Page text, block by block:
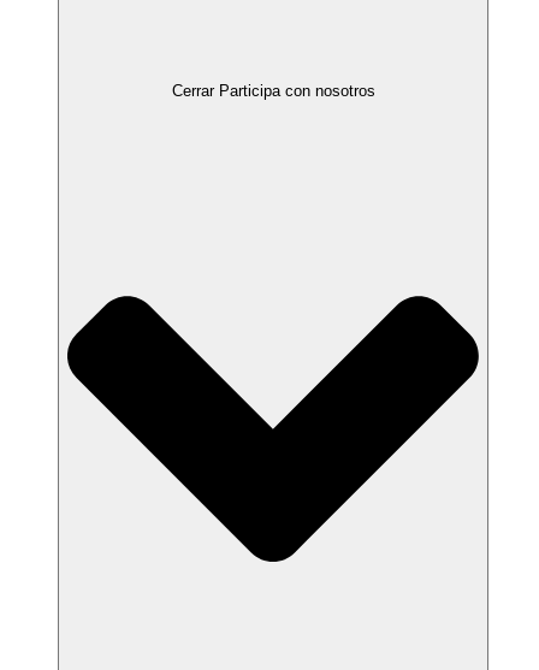
Cerrar Participa con nosotros